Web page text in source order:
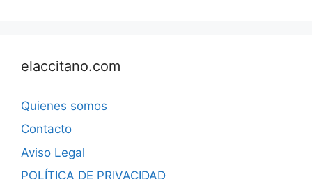
elaccitano.com
Quienes somos
Contacto
Aviso Legal
POLÍTICA DE PRIVACIDAD